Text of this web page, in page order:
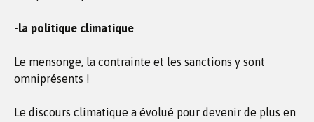
-la politique climatique
Le mensonge, la contrainte et les sanctions y sont
omniprésents !
Le discours climatique a évolué pour devenir de plus en